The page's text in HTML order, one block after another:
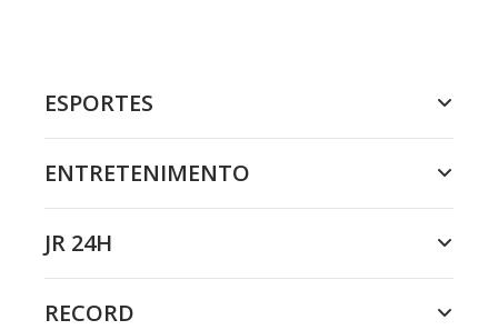
ESPORTES
ENTRETENIMENTO
JR 24H
RECORD